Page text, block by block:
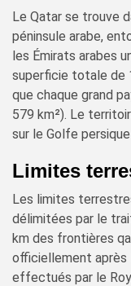
Le Qatar se trouve
péninsule arabe,
les Émirats arabes
superficie totale de
que chaque grand
579 km²). Le
sur le Golfe
Limites
Les limites
délimitées par le
km des frontières
officiellement
effectués par le